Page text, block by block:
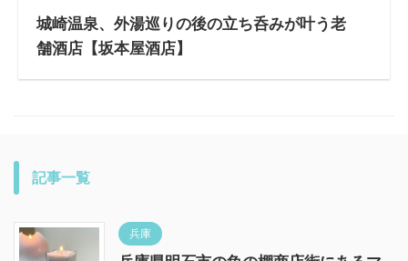
城崎温泉、外湯巡りの後の立ち呑みが叶う老
舗酒店【坂本屋酒店】
記事一覧
兵庫